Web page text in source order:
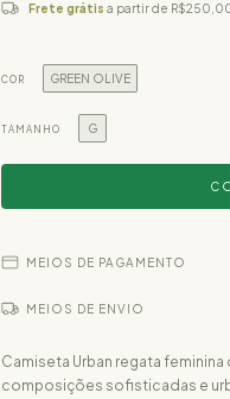
Frete grátis a partir de
COR GREEN OLIVE
TAMANHO G
MEIOS DE PAGAMENTO
MEIOS DE ENVIO
Camiseta Urban regata
composições sofisticadas e